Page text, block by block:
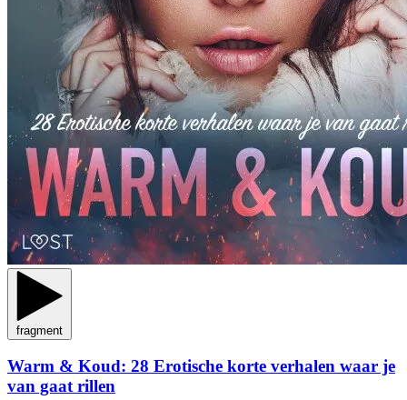
fragment
Warm & Koud: 28 Erotische korte verhalen waar je
van gaat rillen